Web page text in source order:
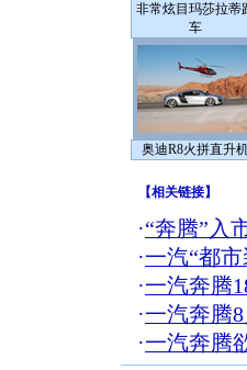
非常炫目玛莎拉蒂
车
奥迪R8火拼直升
【相关链接】
·“奔腾”入
·一汽“都
·一汽奔腾
·一汽奔腾
·一汽奔腾